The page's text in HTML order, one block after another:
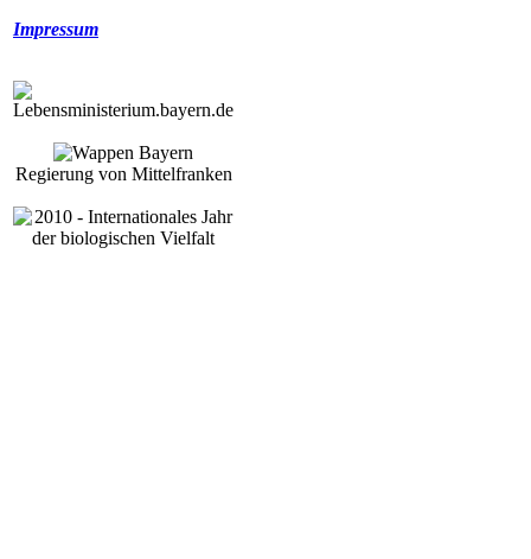
Impressum
Regierung von Mittelfranken